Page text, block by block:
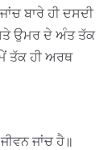
ਬਾਰੇ ਹੀ ਦਸਦੀ
ਉਮਰ ਦੇ ਅੰਤ ਤੱਕ
ਤੱਕ ਹੀ ਅਰਥ
ਜਾਂਚ ਹੈ॥